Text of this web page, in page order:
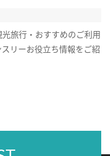
旅行・おすすめのご利用
リーお役立ち情報をご紹